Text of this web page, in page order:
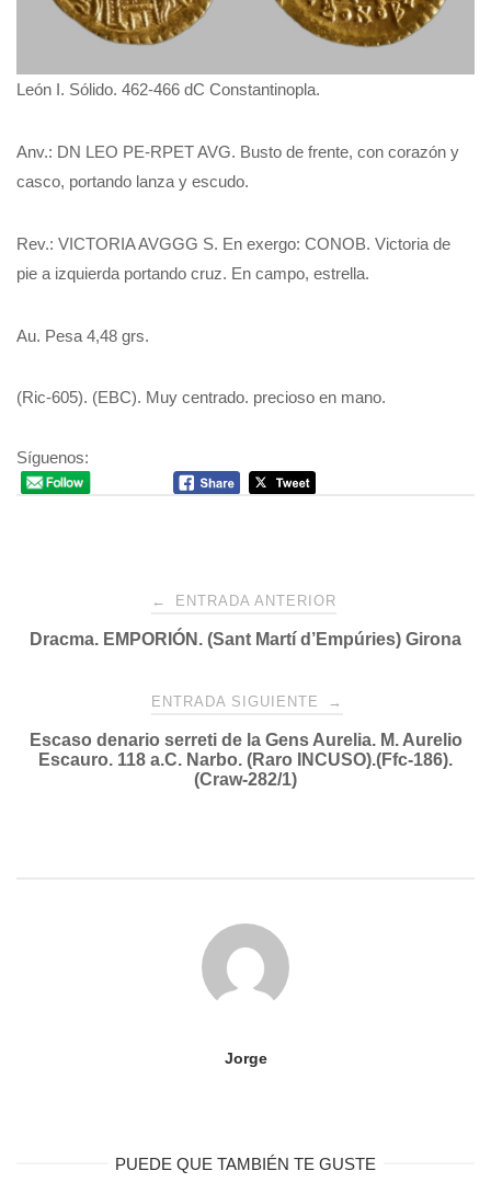
León I. Sólido. 462-466 ​​dC Constantinopla.
Anv.: DN LEO PE-RPET AVG. Busto de frente, con corazón y
casco, portando lanza y escudo.
Rev.: VICTORIA AVGGG S. En exergo: CONOB. Victoria de
pie a izquierda portando cruz. En campo, estrella.
Au. Pesa 4,48 grs.
(Ric-605). (EBC). Muy centrado. precioso en mano.
Síguenos:
Navegación
de
← ENTRADA ANTERIOR
Dracma. EMPORIÓN. (Sant Martí d’Empúries) Girona
ENTRADA SIGUIENTE →
Escaso denario serreti de la Gens Aurelia. M. Aurelio
Escauro. 118 a.C. Narbo. (Raro INCUSO).(Ffc-186).
(Craw-282/1)
Jorge
PUEDE QUE TAMBIÉN TE GUSTE